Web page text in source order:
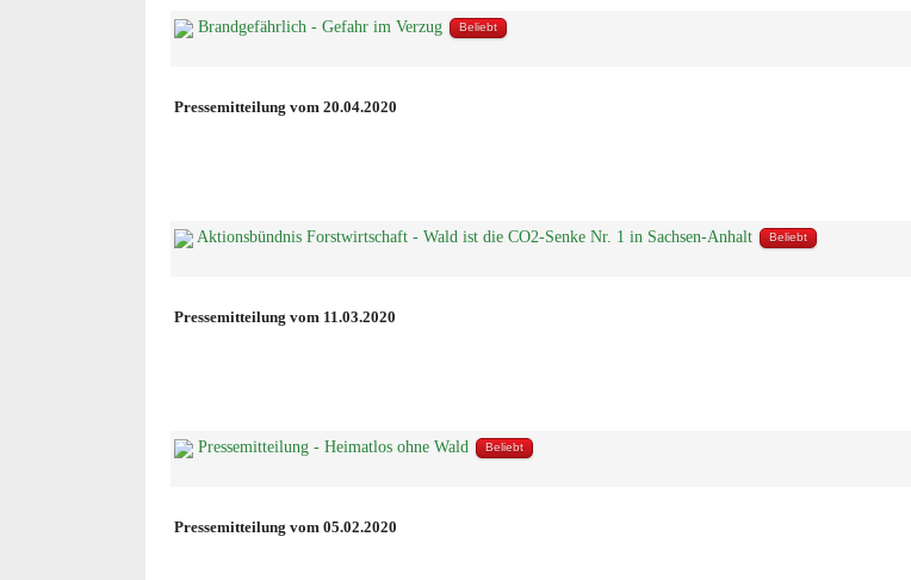
Brandgefährlich - Gefahr im Verzug Beliebt
Pressemitteilung vom 20.04.2020
Aktionsbündnis Forstwirtschaft - Wald ist die CO2-Senke Nr. 1 in Sachsen-Anhalt Beliebt
Pressemitteilung vom 11.03.2020
Pressemitteilung - Heimatlos ohne Wald Beliebt
Pressemitteilung vom 05.02.2020